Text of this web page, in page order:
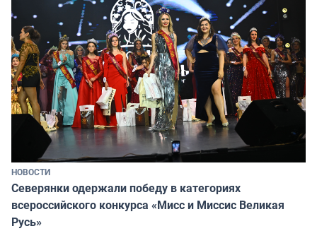
НОВОСТИ
Северянки одержали победу в категориях
всероссийского конкурса «Мисс и Миссис Великая
Русь»